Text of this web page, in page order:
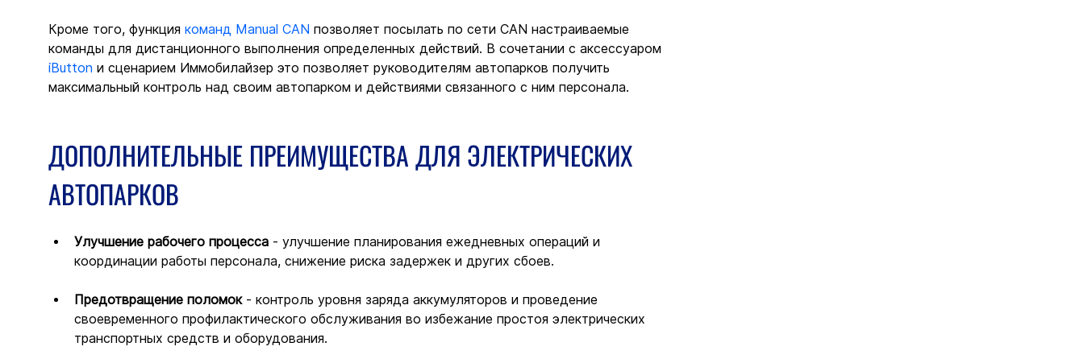
Кроме того, функция команд Manual CAN позволяет посылать по сети CAN настраиваемые
команды для дистанционного выполнения определенных действий. В сочетании с аксессуаром
iButton и сценарием Иммобилайзер это позволяет руководителям автопарков получить
максимальный контроль над своим автопарком и действиями связанного с ним персонала.
ДОПОЛНИТЕЛЬНЫЕ ПРЕИМУЩЕСТВА ДЛЯ ЭЛЕКТРИЧЕСКИХ
АВТОПАРКОВ
Улучшение рабочего процесса - улучшение планирования ежедневных операций и
координации работы персонала, снижение риска задержек и других сбоев.
Предотвращение поломок - контроль уровня заряда аккумуляторов и проведение
своевременного профилактического обслуживания во избежание простоя электрических
транспортных средств и оборудования.